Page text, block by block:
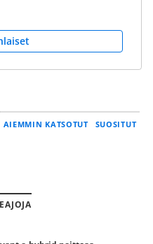
AIEMMIN KATSOTUT SUOSITUT